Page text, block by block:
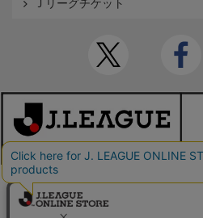
Ｊリーグチケット
本サイトで使用している文章・画像等の無
© JAPAN PROFESSIONAL FOOTBALL